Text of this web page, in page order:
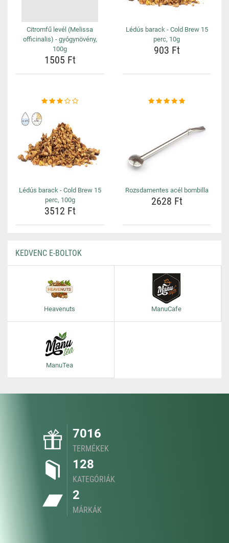
Citromfű levél (Melissa
officinalis) - gyógynövény,
100g
1505 Ft
Lédús barack - Cold Brew 15
perc, 10g
903 Ft
Lédús barack - Cold Brew 15
perc, 100g
3512 Ft
Rozsdamentes acél bombilla
2628 Ft
KEDVENC E-BOLTOK
Heavenuts ManuCafe
ManuTea
7016
TERMÉKEK
128
KATEGÓRIÁK
2
MÁRKÁK